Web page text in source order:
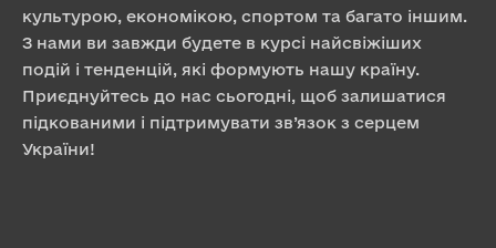
культурою, економікою, спортом та багато іншим.
З нами ви завжди будете в курсі найсвіжіших
подій і тенденцій, які формують нашу країну.
Приєднуйтесь до нас сьогодні, щоб залишатися
підкованими і підтримувати зв’язок з серцем
України!